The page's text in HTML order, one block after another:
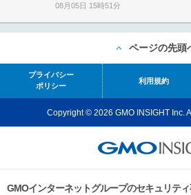
08月05日 15時51分
ページの先頭
プライバシー
ポリシー
利用規約
Copyright © 2026 GMO INSIGHT Inc.
GMOインターネットグループのセキュリテ